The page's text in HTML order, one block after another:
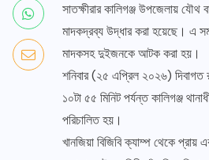
সাতক্ষীরার কালিগঞ্জ উপজেলায় যৌথ
মাদকদ্রব্য উদ্ধার করা হয়েছে। এ
মাদকসহ দুইজনকে আটক করা হয়।
শনিবার (২৫ এপ্রিল ২০২৬) দিবাগত
১০টা ৫৫ মিনিট পর্যন্ত কালিগঞ্জ
পরিচালিত হয়।
খানজিয়া বিজিবি ক্যাম্প থেকে প্রায়